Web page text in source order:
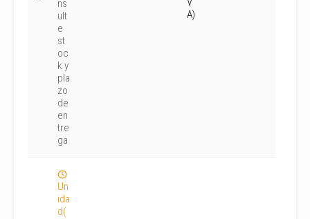
ns
ult
e
st
oc
k y
pla
zo
de
en
tre
ga
A)
Un
ida
d(